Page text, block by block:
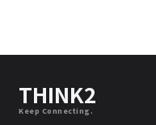
THINK2
Keep Connecting.